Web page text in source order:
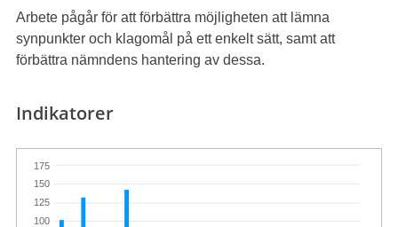
Arbete pågår för att förbättra möjligheten att lämna
synpunkter och klagomål på ett enkelt sätt, samt att
förbättra nämndens hantering av dessa.
Indikatorer
100
125
150
175